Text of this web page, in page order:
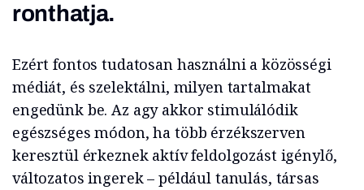
ronthatja.
Ezért fontos tudatosan használni a közösségi
médiát, és szelektálni, milyen tartalmakat
engedünk be. Az agy akkor stimulálódik
egészséges módon, ha több érzékszerven
keresztül érkeznek aktív feldolgozást igénylő,
változatos ingerek – például tanulás, társas